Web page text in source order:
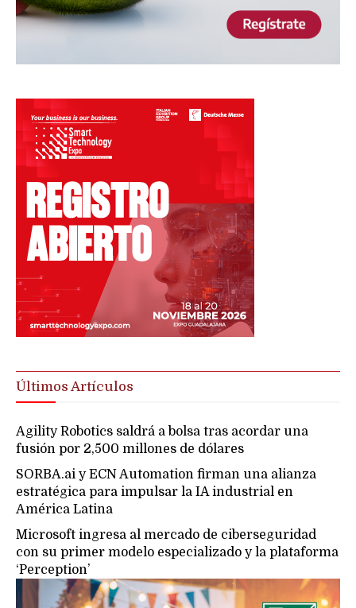
Últimos Artículos
Agility Robotics saldrá a bolsa tras acordar una
fusión por 2,500 millones de dólares
SORBA.ai y ECN Automation firman una alianza
estratégica para impulsar la IA industrial en
América Latina
Microsoft ingresa al mercado de ciberseguridad
con su primer modelo especializado y la plataforma
‘Perception’